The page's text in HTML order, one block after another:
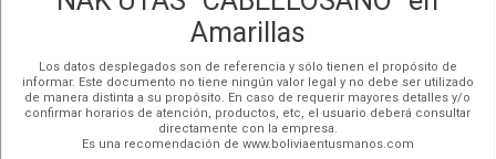
Amarillas
Los datos desplegados son de referencia y sólo tienen el propósito de
informar. Este documento no tiene ningún valor legal y no debe ser utilizado
de manera distinta a su propósito. En caso de requerir mayores detalles y/o
confirmar horarios de atención, productos, etc, el usuario deberá consultar
directamente con la empresa.
Es una recomendación de www.boliviaentusmanos.com